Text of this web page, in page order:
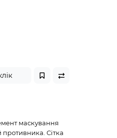
маскування
противника. Сітка